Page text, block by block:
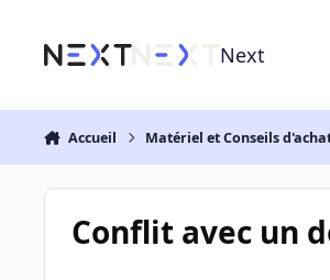
Next
Accueil Matériel et Conseils
Conflit avec un